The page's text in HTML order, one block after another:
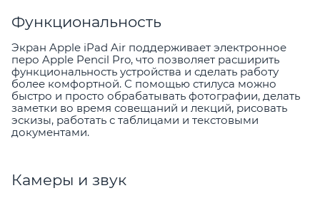
Функциональность
Экран Apple iPad Air поддерживает электронное
перо Apple Pencil Pro, что позволяет расширить
функциональность устройства и сделать работу
более комфортной. С помощью стилуса можно
быстро и просто обрабатывать фотографии, делать
заметки во время совещаний и лекций, рисовать
эскизы, работать с таблицами и текстовыми
документами.
Камеры и звук